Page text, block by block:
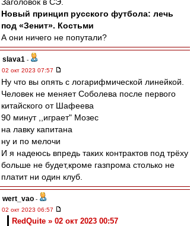
Новый принцип русского футбола: лечь
под «Зенит». Костьми
А они ничего не попутали?
slava1 -
02 окт 2023 07:57
Ну что вы опять с логарифмической линейкой.
Человек не меняет Соболева после первого
китайского от Шафеева
90 минут ,,играет" Мозес
на лавку капитана
ну и по мелочи
И я надеюсь впредь таких контрактов под трёху
больше не будет,кроме газпрома столько не
платит ни один клуб.
wert_vao -
02 окт 2023 06:57
RedQuite » 02 окт 2023 00:57